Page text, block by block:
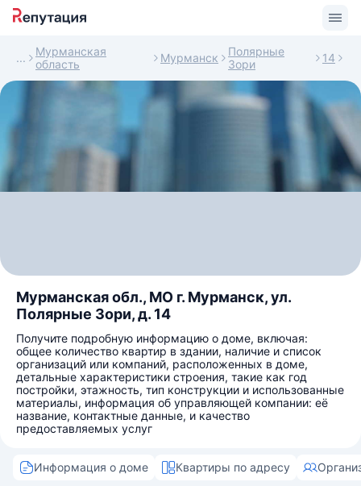
Мурманская
область
Мурманск
Полярные
Зори
14
Мурманская обл., МО г. Мурманск, ул.
Полярные Зори, д. 14
Получите подробную информацию о доме, включая:
общее количество квартир в здании, наличие и список
организаций или компаний, расположенных в доме,
детальные характеристики строения, такие как год
постройки, этажность, тип конструкции и использованные
материалы, информация об управляющей компании: её
название, контактные данные, и качество
предоставляемых услуг
Информация о доме Квартиры по адресу